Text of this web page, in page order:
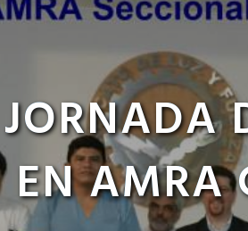
EN AMRA